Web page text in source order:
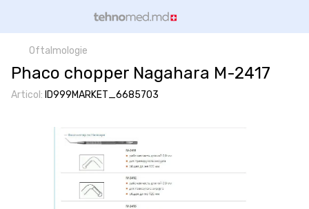
Oftalmologie
Phaco chopper Nagahara M-2417
Articol: ID999MARKET_6685703